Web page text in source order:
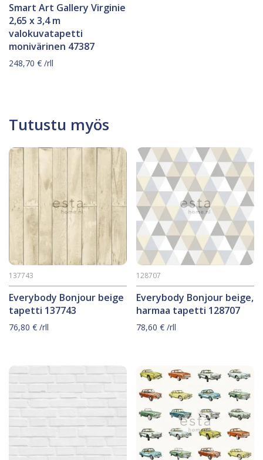
Smart Art Gallery Virginie
2,65 x 3,4 m
valokuvatapetti
monivärinen 47387
248,70 € /rll
Tutustu myös
Everybody Bonjour beige
tapetti 137743
137743
76,80 € /rll
Everybody Bonjour beige,
harmaa tapetti 128707
128707
78,60€ /rll